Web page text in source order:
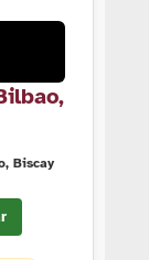
Biscay